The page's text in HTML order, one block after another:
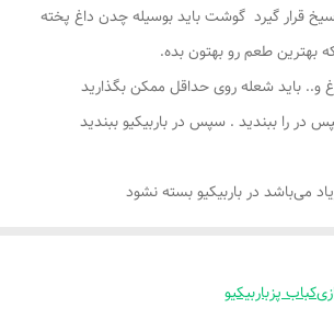
قرار گیرد گوشت باید بوسیله چدن داغ پخته
طعم رو بهتون بده.
باید شعله روی حداقل ممکن بگذارید
در را ببندید . سپس در باربیکیو ببندید
می‌باشد در باربیکیو بسته نشود
کباب پزباربیکیو